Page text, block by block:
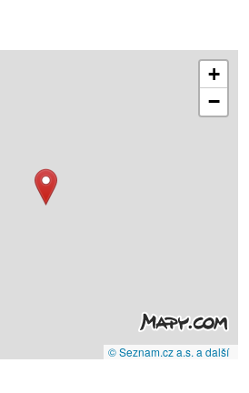
+
−
© Seznam.cz a.s. a další